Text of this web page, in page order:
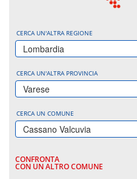
CERCA UN'ALTRA REGIONE
Lombardia
CERCA UN'ALTRA PROVINCIA
Varese
CERCA UN COMUNE
Cassano Valcuvia
CONFRONTA
CON UN ALTRO COMUNE